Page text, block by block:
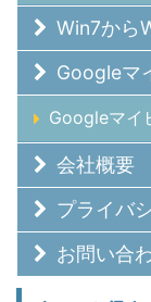
Win7から
Googleマ
Googleマイ
会社概要
プライバ
お問い合